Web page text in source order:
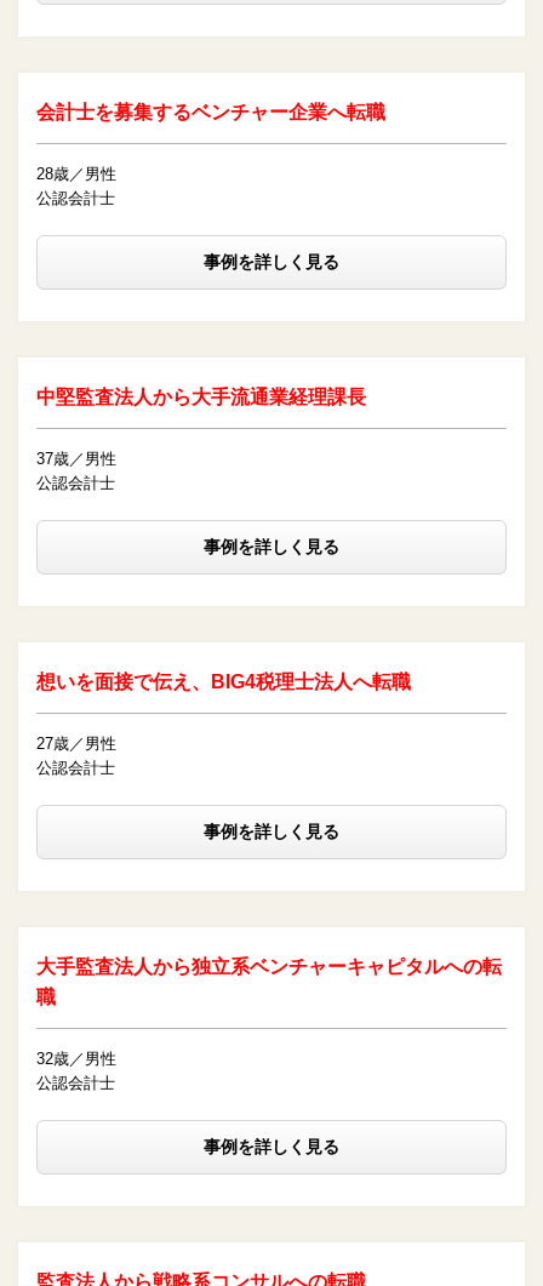
会計士を募集するベンチャー企業へ転職
28歳／男性
公認会計士
事例を詳しく見る
中堅監査法人から大手流通業経理課長
37歳／男性
公認会計士
事例を詳しく見る
想いを面接で伝え、BIG4税理士法人へ転職
27歳／男性
公認会計士
事例を詳しく見る
大手監査法人から独立系ベンチャーキャピタルへの転
職
32歳／男性
公認会計士
事例を詳しく見る